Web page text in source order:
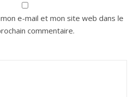
e-mail et mon site web dans le
commentaire.